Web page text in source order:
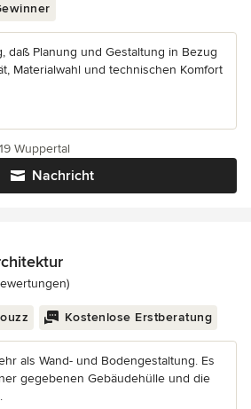
daß Planung und Gestaltung in Bezug
Materialwahl und technischen Komfort
Nachricht
Wuppertal
5 von 5 Sternen
Kostenlose Erstberatung
als Wand- und Bodengestaltung. Es
gegebenen Gebäudehülle und die